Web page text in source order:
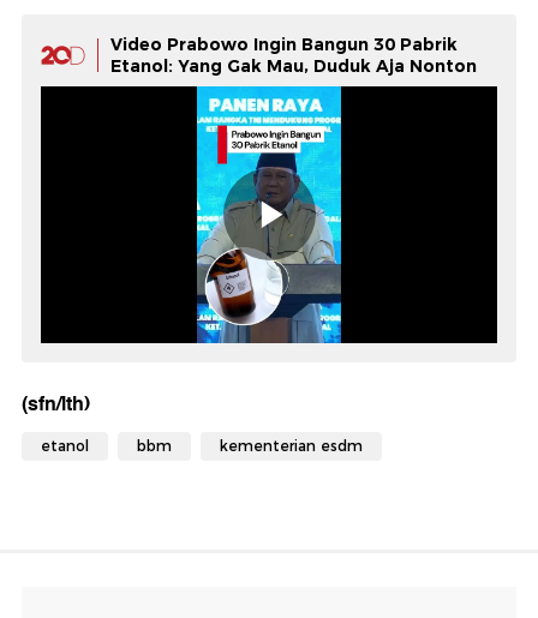
Video Prabowo Ingin Bangun 30 Pabrik
Etanol: Yang Gak Mau, Duduk Aja Nonton
(sfn/lth)
etanol bbm kementerian esdm